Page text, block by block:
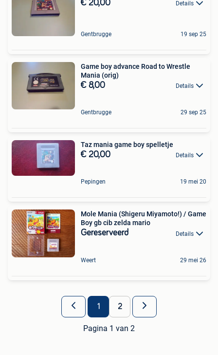
€ 20,00 Details
Gentbrugge 19 sep 25
Game boy advance Road to Wrestle
Mania (orig)
€ 8,00 Details
Gentbrugge 29 sep 25
Taz mania game boy spelletje
€ 20,00 Details
Pepingen 19 mei 20
Mole Mania (Shigeru Miyamoto!) / Game
Boy gb cib zelda mario
Gereserveerd Details
Weert 29 mei 26
1 2
Pagina 1 van 2